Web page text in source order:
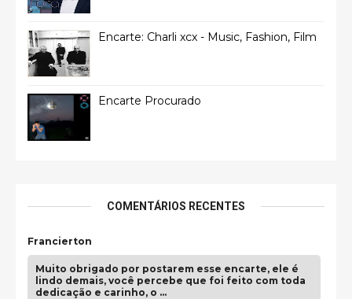
Encarte: Charli xcx - Music, Fashion, Film
Encarte Procurado
COMENTÁRIOS RECENTES
Francierton
Muito obrigado por postarem esse encarte, ele é
lindo demais, você percebe que foi feito com toda
dedicação e carinho, o …